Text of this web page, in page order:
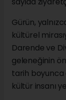
Gürün,
kültürel
Darende ve
geleneğinin
tarih boyunca
kültür insanı